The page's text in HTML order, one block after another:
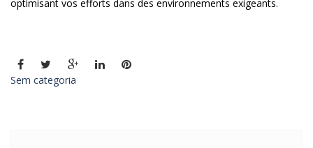
optimisant vos efforts dans des environnements exigeants.
Sem categoria